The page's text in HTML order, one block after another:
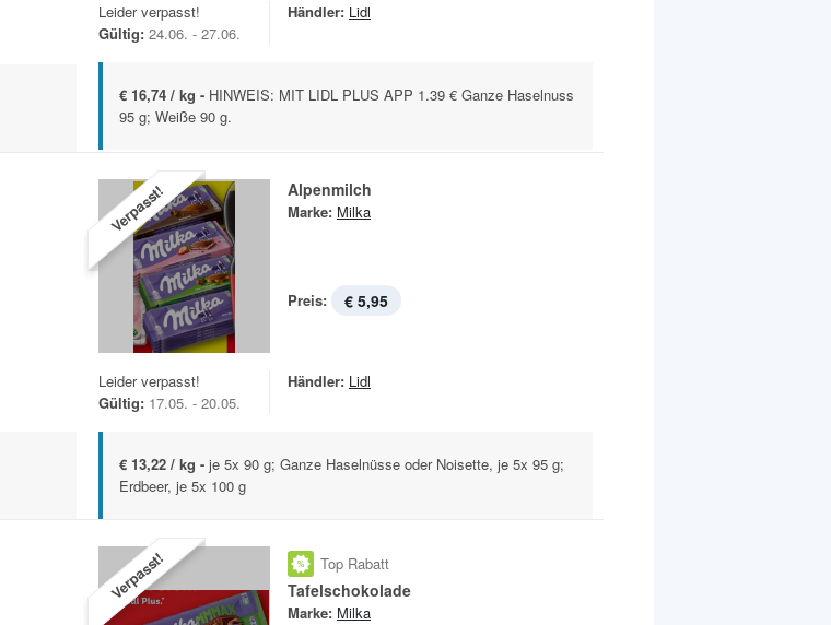
Leider verpasst!
Gültig: 24.06. - 27.06.
Händler: Lidl
€ 16,74 / kg - HINWEIS: MIT LIDL PLUS APP 1.39 € Ganze Haselnuss
95 g; Weiße 90 g.
Verpasst! Alpenmilch
Marke: Milka
Preis: € 5,95
Leider verpasst!
Gültig: 17.05. - 20.05.
Händler: Lidl
€ 13,22 / kg - je 5x 90 g; Ganze Haselnüsse oder Noisette, je 5x 95 g;
Erdbeer, je 5x 100 g
Verpasst! Top Rabatt
Tafelschokolade
Marke: Milka